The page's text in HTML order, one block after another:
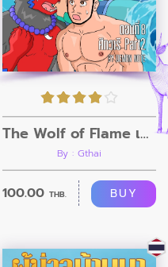
The Wolf of Flame เมื่อผมรวมร่างกับหมาป่าอัคคี ตอนที่8
By : Gthai
100.00 THB. BUY